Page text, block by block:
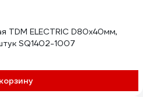
TDM ELECTRIC D80х40мм,
SQ1402-1007